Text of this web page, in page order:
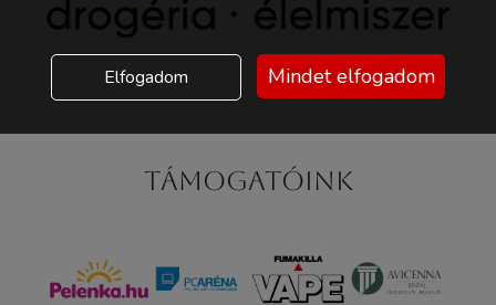
Támogatóink
Elfogadom Mindet elfogadom